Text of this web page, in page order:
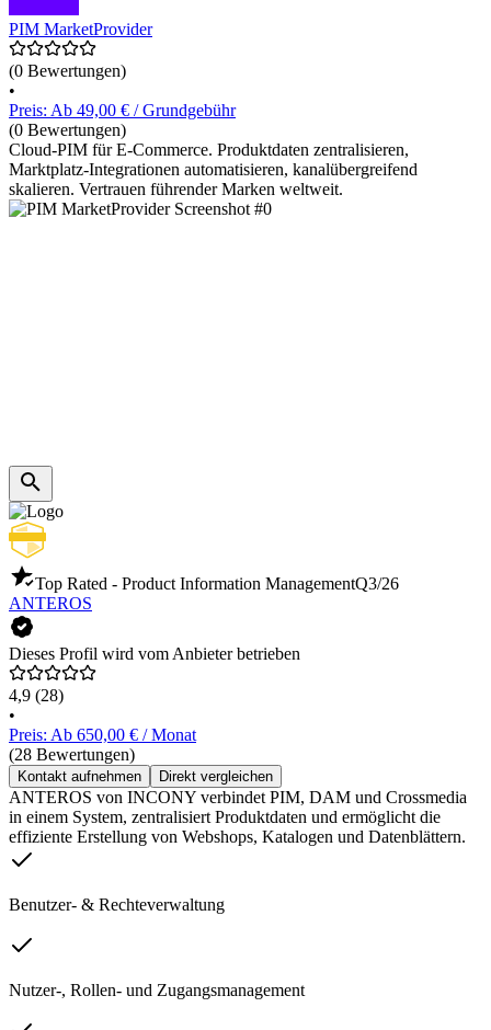
PIM MarketProvider
(0 Bewertungen)
•
Preis: Ab 49,00 € / Grundgebühr
(0 Bewertungen)
Cloud-PIM für E-Commerce. Produktdaten zentralisieren,
Marktplatz-Integrationen automatisieren, kanalübergreifend
skalieren. Vertrauen führender Marken weltweit.
Top Rated - Product Information ManagementQ3/26
ANTEROS
Dieses Profil wird vom Anbieter betrieben
4,9 (28)
•
Preis: Ab 650,00 € / Monat
(28 Bewertungen)
Kontakt aufnehmen Direkt vergleichen
ANTEROS von INCONY verbindet PIM, DAM und Crossmedia
in einem System, zentralisiert Produktdaten und ermöglicht die
effiziente Erstellung von Webshops, Katalogen und Datenblättern.
Benutzer- & Rechteverwaltung
Nutzer-, Rollen- und Zugangsmanagement